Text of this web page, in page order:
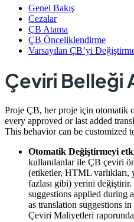
Genel Bakış
Cezalar
ÇB Atama
ÇB Önceliklendirme
Varsayılan ÇB’yi
Çeviri Belleği
Proje ÇB, her proje için otomatik
every approved or last added
This behavior can be customized
Otomatik Değiştirmeyi
kullanılanlar ile ÇB çeviri
(etiketler, HTML varlıkları,
fazlası gibi) yerini
suggestions applied during
as translation suggestions
Çeviri Maliyetleri